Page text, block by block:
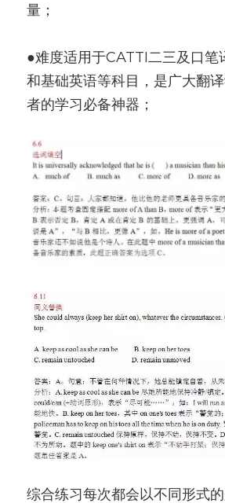
量；
●难度适用于CATTI二三及口笔
和基础英语等科目，是广大翻
者的学习必备神器；
综合练习每次都会以不同形式